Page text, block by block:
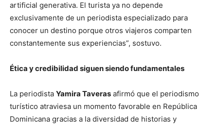
artificial generativa. El turista ya no depende
exclusivamente de un periodista especializado para
conocer un destino porque otros viajeros comparten
constantemente sus experiencias”, sostuvo.
Ética y credibilidad siguen siendo fundamentales
La periodista Yamira Taveras afirmó que el periodismo
turístico atraviesa un momento favorable en República
Dominicana gracias a la diversidad de historias y